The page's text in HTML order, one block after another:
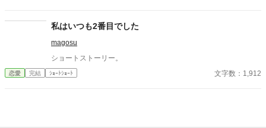
私はいつも2番目でした
magosu
ショートストーリー。
恋愛 完結 ｼｮｰﾄｼｮｰﾄ 文字数：1,912